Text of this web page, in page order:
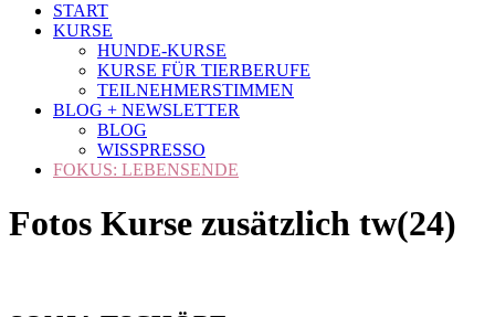
START
KURSE
HUNDE-KURSE
KURSE FÜR TIERBERUFE
TEILNEHMERSTIMMEN
BLOG + NEWSLETTER
BLOG
WISSPRESSO
FOKUS: LEBENSENDE
Fotos Kurse zusätzlich tw(24)